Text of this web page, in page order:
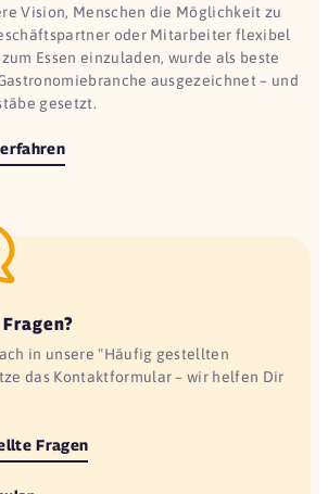
Vision, Menschen die Möglichkeit zu
oder Mitarbeiter flexibel
Essen einzuladen, wurde als beste
ausgezeichnet – und
gesetzt.
in unsere "Häufig gestellten
das Kontaktformular – wir helfen Dir
Fragen